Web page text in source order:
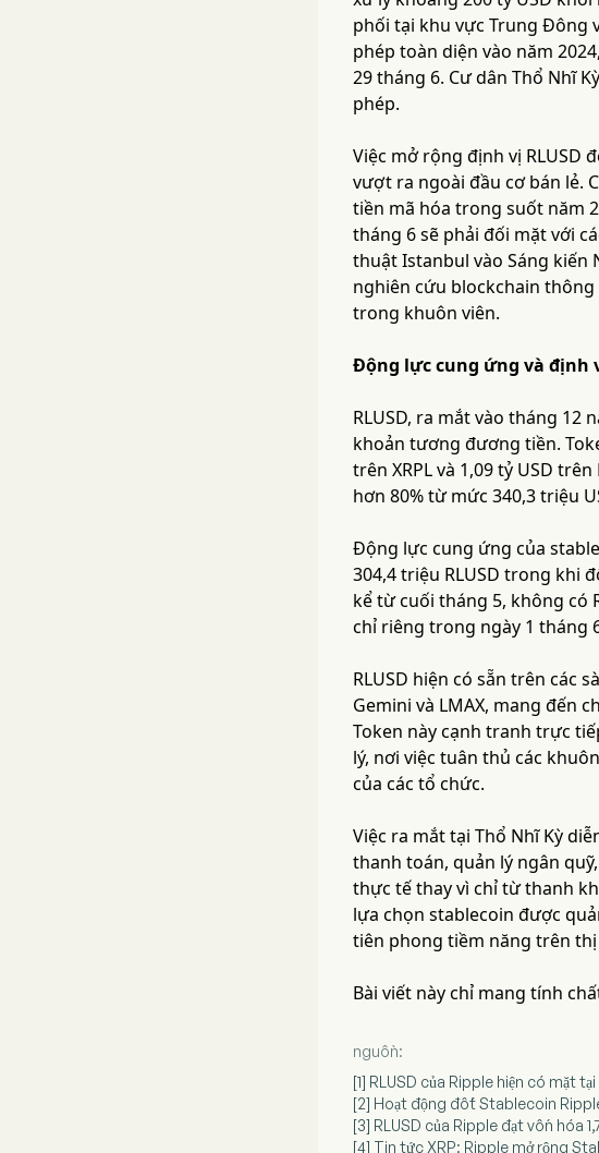
phối tại khu vực Trung Đông
phép toàn diện vào năm
29 tháng 6. Cư dân Thổ Nhĩ
phép.
Việc mở rộng định vị RLUSD
vượt ra ngoài đầu cơ bán lẻ.
tiền mã hóa trong suốt năm
tháng 6 sẽ phải đối mặt với
thuật Istanbul vào Sáng kiến
nghiên cứu blockchain thông
trong khuôn viên.
Động lực cung ứng và
RLUSD, ra mắt vào tháng 12
khoản tương đương tiền.
trên XRPL và 1,09 tỷ USD
hơn 80% từ mức 340,3 triệu
Động lực cung ứng của
304,4 triệu RLUSD trong khi
kể từ cuối tháng 5, không có
chỉ riêng trong ngày 1 tháng
RLUSD hiện có sẵn trên các
Gemini và LMAX, mang đến
Token này cạnh tranh trực
lý, nơi việc tuân thủ các
của các tổ chức.
Việc ra mắt tại Thổ Nhĩ Kỳ
thanh toán, quản lý ngân
thực tế thay vì chỉ từ thanh
lựa chọn stablecoin được
tiên phong tiềm năng trên
Bài viết này chỉ mang tính
nguồn:
[1] RLUSD của Ripple hiện có mặt
[2] Hoạt động đốt Stablecoin
[3] RLUSD của Ripple đạt vốn hóa
[4] Tin tức XRP: Ripple mở rộng